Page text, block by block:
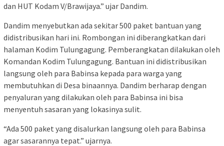
dan HUT Kodam V/Brawijaya.” ujar Dandim.
Dandim menyebutkan ada sekitar 500 paket bantuan yang
didistribusikan hari ini. Rombongan ini diberangkatkan dari
halaman Kodim Tulungagung. Pemberangkatan dilakukan oleh
Komandan Kodim Tulungagung. Bantuan ini didistribusikan
langsung oleh para Babinsa kepada para warga yang
membutuhkan di Desa binaannya. Dandim berharap dengan
penyaluran yang dilakukan oleh para Babinsa ini bisa
menyentuh sasaran yang lokasinya sulit.
“Ada 500 paket yang disalurkan langsung oleh para Babinsa
agar sasarannya tepat.” ujarnya.